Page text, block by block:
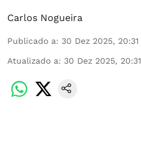
Carlos Nogueira
Publicado a: 30 Dez 2025, 20:31
Atualizado a: 30 Dez 2025, 20:31